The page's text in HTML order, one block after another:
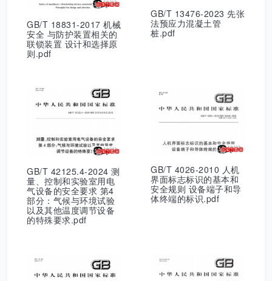
GB/T 18831-2017 机械
安全 与防护装置相关的
联锁装置 设计和选择原
则.pdf
GB/T 13476-2023 先张
法预应力混凝土管
桩.pdf
GB/T 42125.4-2024 测
量、控制和实验室用电
气设备的安全要求 第4
部分：气候与环境试验
以及其他温度调节设备
的特殊要求.pdf
GB/T 4026-2010 人机
界面标志标识的基本和
安全规则 设备端子和导
体终端的标识.pdf